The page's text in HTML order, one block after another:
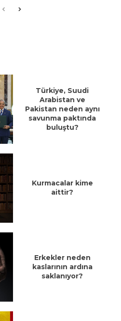
Türkiye, Suudi
Arabistan ve
Pakistan neden aynı
savunma paktında
buluştu?
Kurmacalar kime
aittir?
Erkekler neden
kaslarının ardına
saklanıyor?